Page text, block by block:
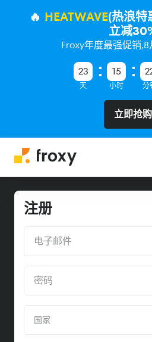
🔥 HEATWAVE(热浪特
立减
Froxy年度最强促销,8
23
天
15
小时 分
立即抢购
注册
国家